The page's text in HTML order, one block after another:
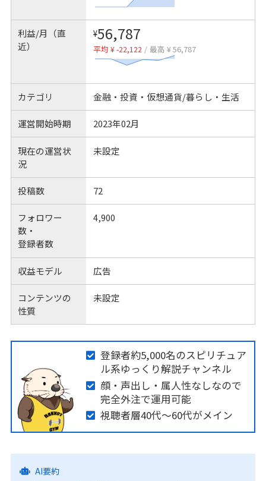
利益/月（直
近）
¥56,787
平均 ¥ -22,122 / 最高 ¥ 56,787
カテゴリ 金融・投資・仮想通貨/暮らし・生活
運営開始時期 2023年02月
現在の運営状
況
未設定
投稿数 72
フォロワー
数・
登録者数
4,900
収益モデル 広告
コンテンツの
性質
未設定
登録者約5,000名のスピリチュア
ル系ゆっくり解説チャンネル
顔・声出し・属人性なしなので
完全外注で運用可能
視聴者層40代～60代がメイン
AI要約